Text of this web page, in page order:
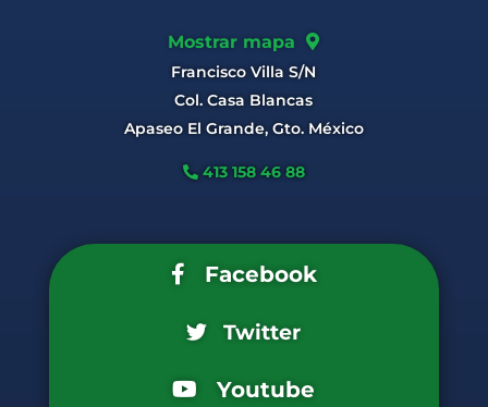
Mostrar mapa
Francisco Villa S/N
Col. Casa Blancas
Apaseo El Grande, Gto. México
413 158 46 88
Facebook
Twitter
Youtube